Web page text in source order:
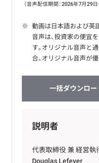
（音声配信期間：2026年7月29
※
動画は日本語および英
音声は、投資家の便宜
す。オリジナル音声と
合、オリジナル音声が優
一括ダウンロー
説明者
代表取締役 兼 経営執
Douglas Lefever